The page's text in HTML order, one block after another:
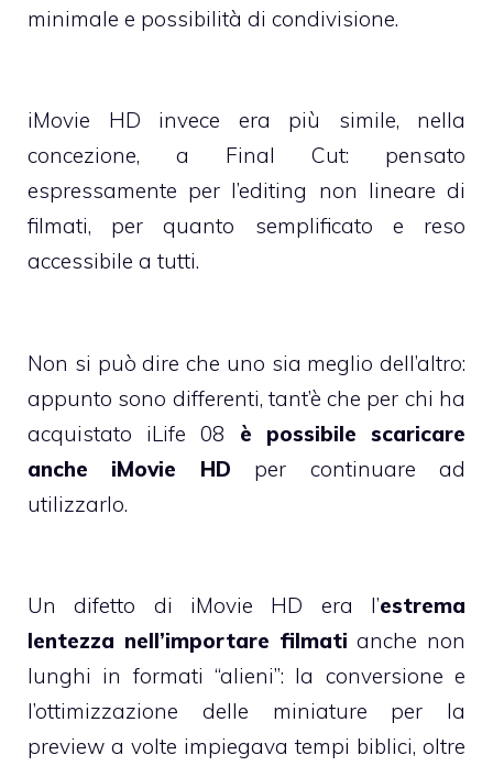
minimale e possibilità di condivisione.
iMovie HD invece era più simile, nella
concezione, a Final Cut: pensato
espressamente per l’editing non lineare di
filmati, per quanto semplificato e reso
accessibile a tutti.
Non si può dire che uno sia meglio dell’altro:
appunto sono differenti, tant’è che per chi ha
acquistato iLife 08 è possibile scaricare
anche iMovie HD per continuare ad
utilizzarlo.
Un difetto di iMovie HD era l’estrema
lentezza nell’importare filmati anche non
lunghi in formati “alieni”: la conversione e
l’ottimizzazione delle miniature per la
preview a volte impiegava tempi biblici, oltre